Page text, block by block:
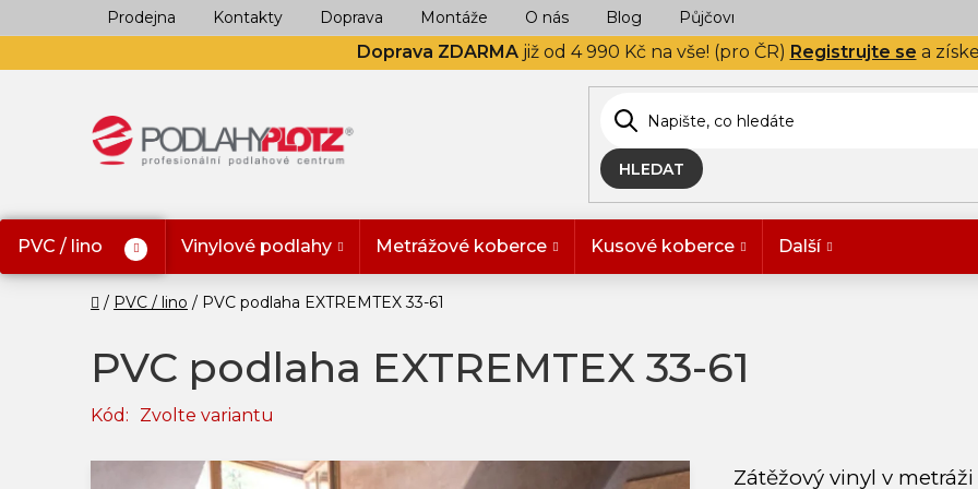
na
Doprava ZDARMA již od 4 990 Kč na vše! (pro ČR) Registrujte se a
Prodejna Kontakty Doprava Montáže O nás Blog Půjčovna
HLEDAT
PVC / lino Vinylové podlahy Metrážové koberce Kusové koberce Další
Domů
PVC / lino PVC podlaha EXTREMTEX 33-61
PVC podlaha EXTREMTEX 33-61
Kód: Zvolte variantu
Zátěžový vinyl v metráži